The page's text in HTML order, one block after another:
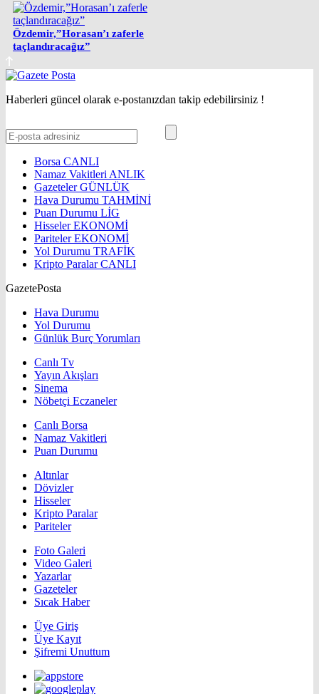
Özdemir,”Horasan’ı zaferle
taçlandıracağız”
Haberleri güncel olarak e-postanızdan takip edebilirsiniz !
Borsa CANLI
Namaz Vakitleri ANLIK
GazetelerGÜNLÜK
Hava Durumu TAHMİNİ
Puan Durumu LİG
HisselerEKONOMİ
ParitelerEKONOMİ
Yol Durumu TRAFİK
Kripto ParalarCANLI
GazetePosta
Hava Durumu
Yol Durumu
Günlük Burç Yorumları
Canlı Tv
Yayın Akışları
Sinema
Nöbetçi Eczaneler
Canlı Borsa
Namaz Vakitleri
Puan Durumu
Altınlar
Dövizler
Hisseler
Kripto Paralar
Pariteler
Foto Galeri
Video Galeri
Yazarlar
Gazeteler
Sıcak Haber
Üye Giriş
Üye Kayıt
Şifremi Unuttum